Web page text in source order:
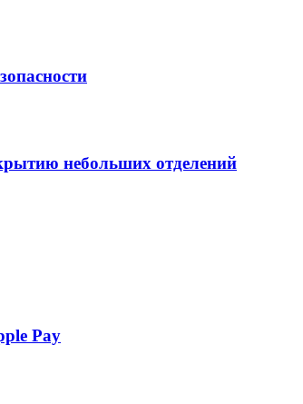
небольших отделений
Pay